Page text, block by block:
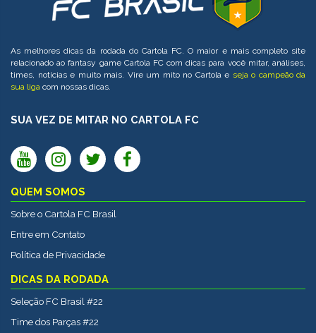
As melhores dicas da rodada do Cartola FC. O maior e mais completo site
relacionado ao fantasy game Cartola FC com dicas para você mitar, análises,
times, notícias e muito mais. Vire um mito no Cartola e seja o campeão da
sua liga com nossas dicas.
SUA VEZ DE MITAR NO CARTOLA FC
QUEM SOMOS
Sobre o Cartola FC Brasil
Entre em Contato
Política de Privacidade
DICAS DA RODADA
Seleção FC Brasil #22
Time dos Parças #22